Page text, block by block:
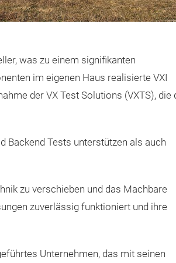
was zu einem signifikanten
im eigenen Haus realisierte VXI
der VX Test Solutions (VXTS), die
Backend Tests unterstützen als auch
zu verschieben und das Machbare
zuverlässig funktioniert und ihre
Unternehmen, das mit seinen